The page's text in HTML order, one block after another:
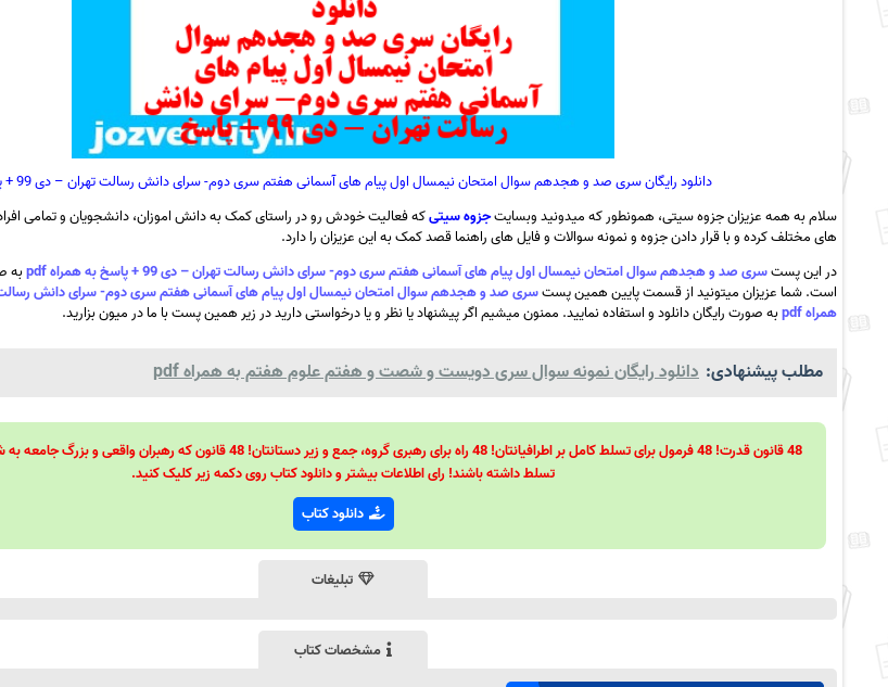
دانلود رایگان سری صد و هجدهم سوال امتحان نیمسال اول پیام های آسمانی هفتم سری دوم- سرای دانش رسالت تهران – دی 99 + پاسخ
سلام به همه عزیزان جزوه سیتی، همونطور که میدونید وبسایتجزوه سیتیکه فعالیت خودش رو در راستای کمک به دانش اموزان، دانشجویان و تمامی
های مختلف کرده و با قرار دادن جزوه و نمونه سوالات و فایل های راهنما قصد کمک به این عزیزان را دارد.
در این پستسری صد و هجدهم سوال امتحان نیمسال اول پیام های آسمانی هفتم سری دوم- سرای دانش رسالت تهران – دی 99 + پاسخ به همراه pdf
به
است. شما عزیزان میتونید از قسمت پایین همین پست
همراه pdf
به صورت رایگان دانلود و استفاده نمایید. ممنون میشیم اگر پیشنهاد یا نظر و یا درخواستی دارید در زیر همین پست با ما در میون بزارید.
مطلب پیشنهادی: دانلود رایگان نمونه سوال سری دویست و شصت و هفتم علوم هفتم به همراه pdf
48 قانون قدرت! 48 فرمول برای تسلط کامل بر اطرافیانتان! 48 راه برای رهبری گروه، جمع و زیر دستانتان! 48
تسلط داشته باشند! رای اطلاعات بیشتر و دانلود کتاب روی دکمه زیر کلیک کنید.
دانلود کتاب
تبلیغات
مشخصات کتاب